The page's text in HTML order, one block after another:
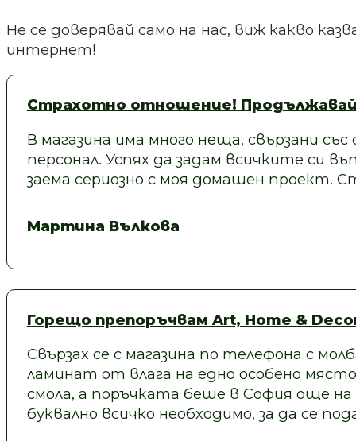
Не се доверявай само на нас, виж какво
интернет!
Страхотно отношение!
В магазина има много неща, свързани
персонал. Успях да задам всичките си
заема сериозно с моя домашен
Мартина Вълкова
Горещо препоръчвам Art, Home &
Свързах се с магазина по телефона с
ламинат от влага на едно особено
смола, а поръчката беше в София още
буквално всичко необходимо, за да се